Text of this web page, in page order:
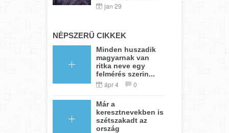
jan 29
NÉPSZERŰ CIKKEK
Minden huszadik
magyarnak van
ritka neve egy
felmérés szerin...
ápr 4 0
Már a
keresztnevekben is
szétszakadt az
ország